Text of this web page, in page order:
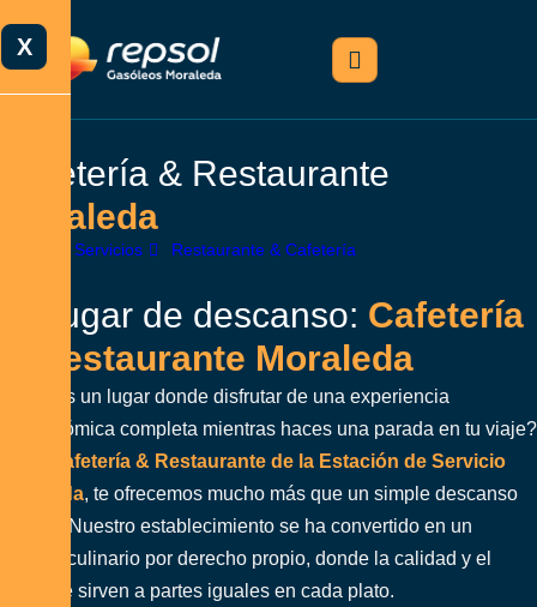
X
etería & Restaurante
aleda
Servicios Restaurante & Cafetería
ugar de descanso: Cafetería
estaurante Moraleda
¿Buscas un lugar donde disfrutar de una experiencia
gastronómica completa mientras haces una parada en tu viaje?
Cafetería & Restaurante de la Estación de Servicio
Moraleda, te ofrecemos mucho más que un simple descanso
en ruta. Nuestro establecimiento se ha convertido en un
destino culinario por derecho propio, donde la calidad y el
sabor se sirven a partes iguales en cada plato.